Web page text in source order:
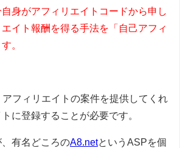
身がアフィリエイトコードから申し
イト報酬を得る手法を「自己アフィ
。
フィリエイトの案件を提供してくれ
に登録することが必要です。
有名どころのA8.netというASPを個